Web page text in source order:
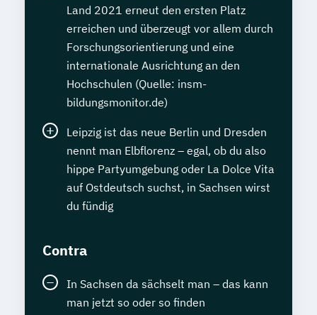
Land 2021 erneut den ersten Platz
erreichen und überzeugt vor allem durch
Forschungsorientierung und eine
internationale Ausrichtung an den
Hochschulen (Quelle: insm-
bildungsmonitor.de)
Leipzig ist das neue Berlin und Dresden
nennt man Elbflorenz – egal, ob du also
hippe Partyumgebung oder La Dolce Vita
auf Ostdeutsch suchst, in Sachsen wirst
du fündig
Contra
In Sachsen da sächselt man – das kann
man jetzt so oder so finden